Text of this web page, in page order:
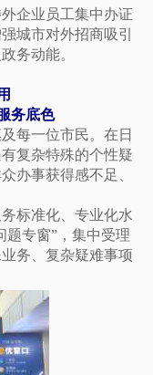
企业员工集中办证
城市对外招商吸引
务动能。
务底色
每一位市民。在日
复杂特殊的个性疑
办事获得感不足、
标准化、专业化水
题专窗”，集中受理
务、复杂疑难事项